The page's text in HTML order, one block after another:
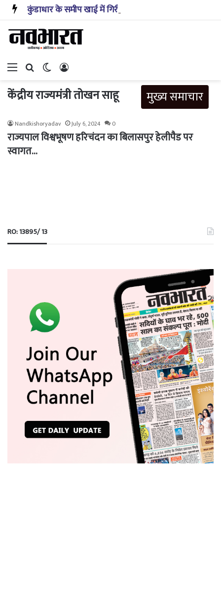
Menu Search forSwitch skin
केंद्रीय राज्यमंत्री तोखन साहू मुख्य समाचार
Nandkishoryadav July 6, 2024 0
राज्यपाल विश्वभूषण हरिचंदन का बिलासपुर हेलीपैड पर
स्वागत…
RO: 13895/ 13